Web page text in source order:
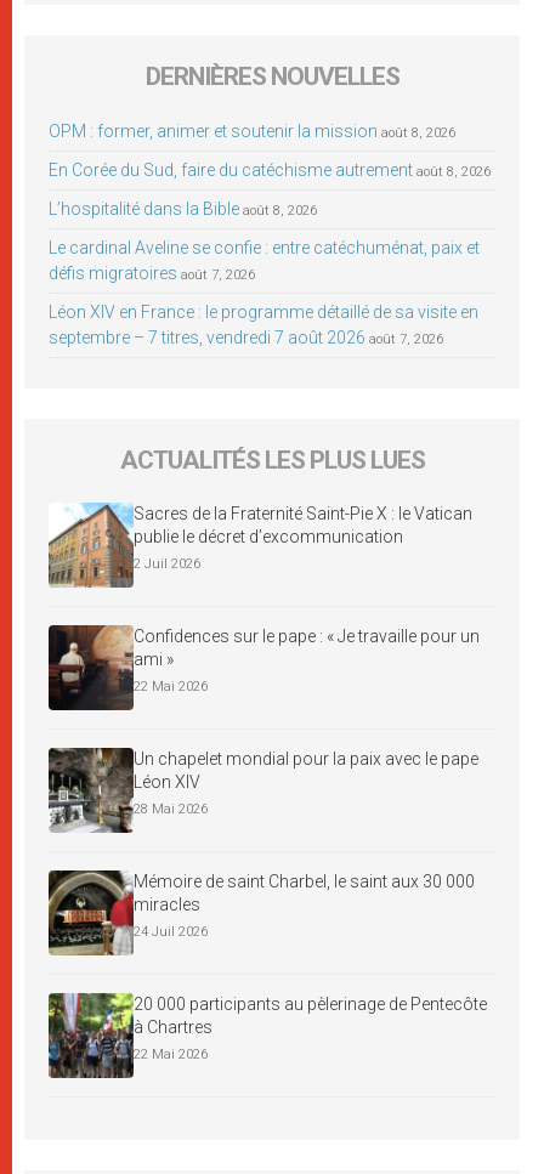
DERNIÈRES NOUVELLES
OPM : former, animer et soutenir la mission août 8, 2026
En Corée du Sud, faire du catéchisme autrement août 8, 2026
L’hospitalité dans la Bible août 8, 2026
Le cardinal Aveline se confie : entre catéchuménat, paix et
défis migratoires août 7, 2026
Léon XIV en France : le programme détaillé de sa visite en
septembre – 7 titres, vendredi 7 août 2026 août 7, 2026
ACTUALITÉS LES PLUS LUES
Sacres de la Fraternité Saint-Pie X : le Vatican
publie le décret d’excommunication
2 Juil 2026
Confidences sur le pape : « Je travaille pour un
ami »
22 Mai 2026
Un chapelet mondial pour la paix avec le pape
Léon XIV
28 Mai 2026
Mémoire de saint Charbel, le saint aux 30 000
miracles
24 Juil 2026
20 000 participants au pèlerinage de Pentecôte
à Chartres
22 Mai 2026